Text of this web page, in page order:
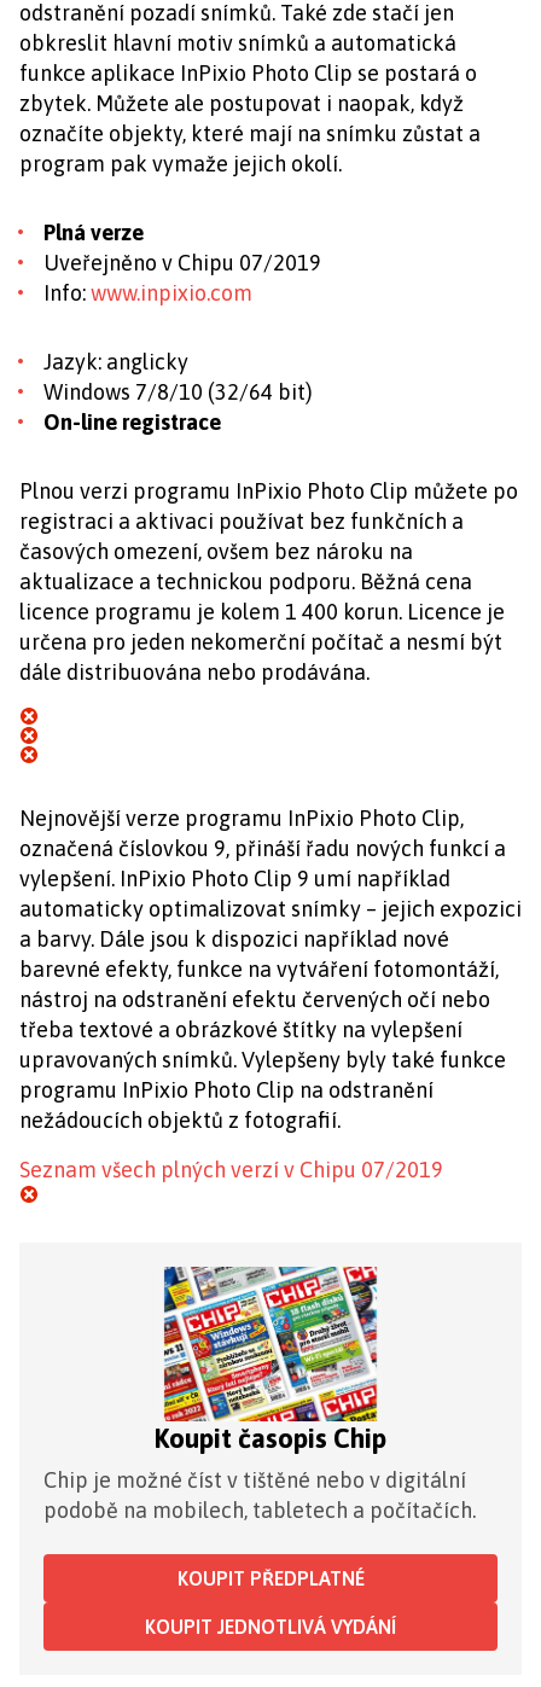
odstranění pozadí snímků. Také zde stačí jen
obkreslit hlavní motiv snímků a automatická
funkce aplikace InPixio Photo Clip se postará o
zbytek. Můžete ale postupovat i naopak, když
označíte objekty, které mají na snímku zůstat a
program pak vymaže jejich okolí.
Plná verze
Uveřejněno v Chipu 07/2019
Info:www.inpixio.com
Jazyk: anglicky
Windows 7/8/10 (32/64 bit)
On-line registrace
Plnou verzi programu InPixio Photo Clip můžete po
registraci a aktivaci používat bez funkčních a
časových omezení, ovšem bez nároku na
aktualizace a technickou podporu. Běžná cena
licence programu je kolem 1 400 korun. Licence je
určena pro jeden nekomerční počítač a nesmí být
dále distribuována nebo prodávána.
Nejnovější verze programu InPixio Photo Clip,
označená číslovkou 9, přináší řadu nových funkcí a
vylepšení. InPixio Photo Clip 9 umí například
automaticky optimalizovat snímky – jejich expozici
a barvy. Dále jsou k dispozici například nové
barevné efekty, funkce na vytváření fotomontáží,
nástroj na odstranění efektu červených očí nebo
třeba textové a obrázkové štítky na vylepšení
upravovaných snímků. Vylepšeny byly také funkce
programu InPixio Photo Clip na odstranění
nežádoucích objektů z fotografií.
Seznam všech plných verzí v Chipu 07/2019
Koupit časopis Chip
Chip je možné číst v tištěné nebo v digitální
podobě na mobilech, tabletech a počítačích.
KOUPIT PŘEDPLATNÉ
KOUPIT JEDNOTLIVÁ VYDÁNÍ